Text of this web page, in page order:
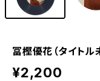
冨樫優花（タイト
¥2,200